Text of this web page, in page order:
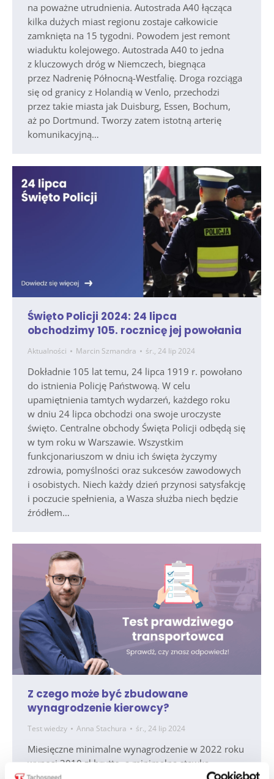
na poważne utrudnienia. Autostrada A40 łącząca
kilka dużych miast regionu zostaje całkowicie
zamknięta na 15 tygodni. Powodem jest remont
wiaduktu kolejowego. Autostrada A40 to jedna
z kluczowych dróg w Niemczech, biegnąca
przez Nadrenię Północną-Westfalię. Droga rozciąga
się od granicy z Holandią w Venlo, przechodzi
przez takie miasta jak Duisburg, Essen, Bochum,
aż po Dortmund. Tworzy zatem istotną arterię
komunikacyjną…
Święto Policji 2024: 24 lipca
obchodzimy 105. rocznicę jej powołania
Aktualności Marcin Szmandra śr., 24 lip 2024
Dokładnie 105 lat temu, 24 lipca 1919 r. powołano
do istnienia Policję Państwową. W celu
upamiętnienia tamtych wydarzeń, każdego roku
w dniu 24 lipca obchodzi ona swoje uroczyste
święto. Centralne obchody Święta Policji odbędą się
w tym roku w Warszawie. Wszystkim
funkcjonariuszom w dniu ich święta życzymy
zdrowia, pomyślności oraz sukcesów zawodowych
i osobistych. Niech każdy dzień przynosi satysfakcję
i poczucie spełnienia, a Wasza służba niech będzie
źródłem…
Z czego może być zbudowane
wynagrodzenie kierowcy?
Test wiedzy Anna Stachura śr., 24 lip 2024
Miesięczne minimalne wynagrodzenie w 2022 roku
wynosi 3010 zł brutto, a minimalna stawka